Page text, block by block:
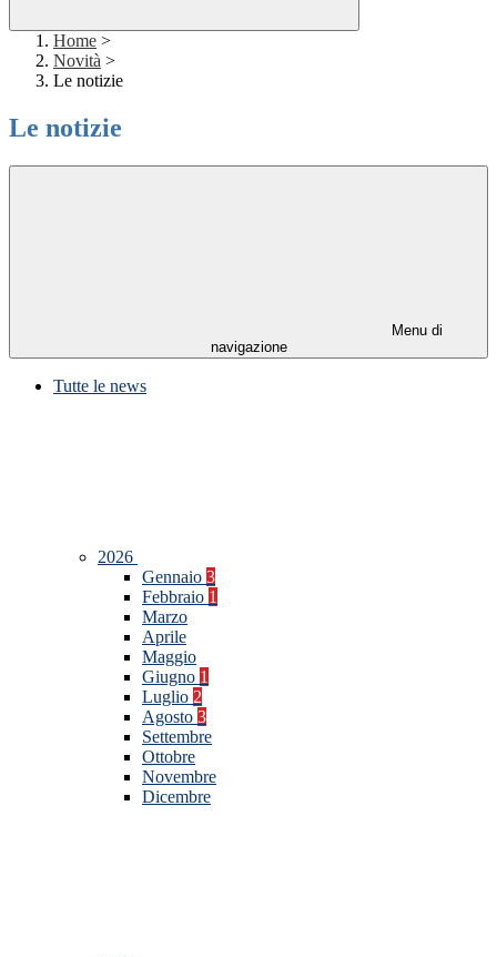
Home >
Novità >
Le notizie
Le notizie
Menu di
navigazione
Tutte le news
2026
Gennaio 3
Febbraio 1
Marzo
Aprile
Maggio
Giugno 1
Luglio 2
Agosto 3
Settembre
Ottobre
Novembre
Dicembre